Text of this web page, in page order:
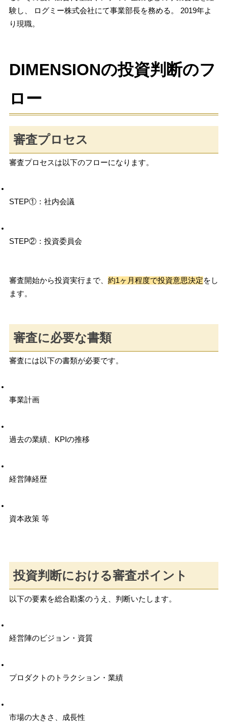
験し、 ログミー株式会社にて事業部長を務める。 2019年よ
り現職。
DIMENSIONの投資判断のフ
ロー
審査プロセス
審査プロセスは以下のフローになります。
STEP①：社内会議
STEP②：投資委員会
審査開始から投資実行まで、 約1ヶ月程度で投資意思決定をし
ます。
審査に必要な書類
審査には以下の書類が必要です。
事業計画
過去の業績、KPIの推移
経営陣経歴
資本政策 等
投資判断における審査ポイント
以下の要素を総合勘案のうえ、判断いたします。
経営陣のビジョン・資質
プロダクトのトラクション・業績
市場の大きさ、成長性